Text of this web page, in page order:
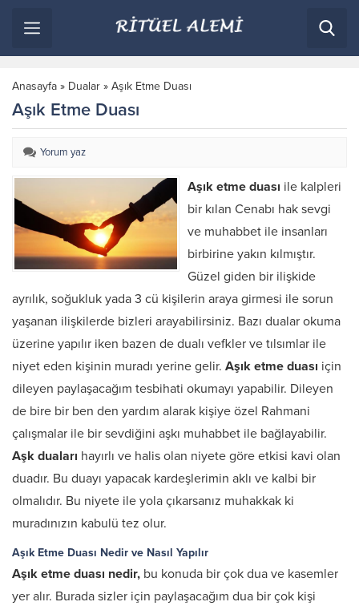
Anasayfa » Dualar » Aşık Etme Duası
Aşık Etme Duası
Yorum yaz
Aşık etme duası ile kalpleri
bir kılan Cenabı hak sevgi
ve muhabbet ile insanları
birbirine yakın kılmıştır.
Güzel giden bir ilişkide
ayrılık, soğukluk yada 3 cü kişilerin araya girmesi ile sorun
yaşanan ilişkilerde bizleri arayabilirsiniz. Bazı dualar okuma
üzerine yapılır iken bazen de dualı vefkler ve tılsımlar ile
niyet eden kişinin muradı yerine gelir. Aşık etme duası için
dileyen paylaşacağım tesbihati okumayı yapabilir. Dileyen
de bire bir ben den yardım alarak kişiye özel Rahmani
çalışmalar ile bir sevdiğini aşkı muhabbet ile bağlayabilir.
Aşk duaları hayırlı ve halis olan niyete göre etkisi kavi olan
duadır. Bu duayı yapacak kardeşlerimin aklı ve kalbi bir
olmalıdır. Bu niyete ile yola çıkarsanız muhakkak ki
muradınızın kabulü tez olur.
Aşık Etme Duası Nedir ve Nasıl Yapılır
Aşık etme duası nedir, bu konuda bir çok dua ve kasemler
yer alır. Burada sizler için paylaşacağım dua bir çok kişi